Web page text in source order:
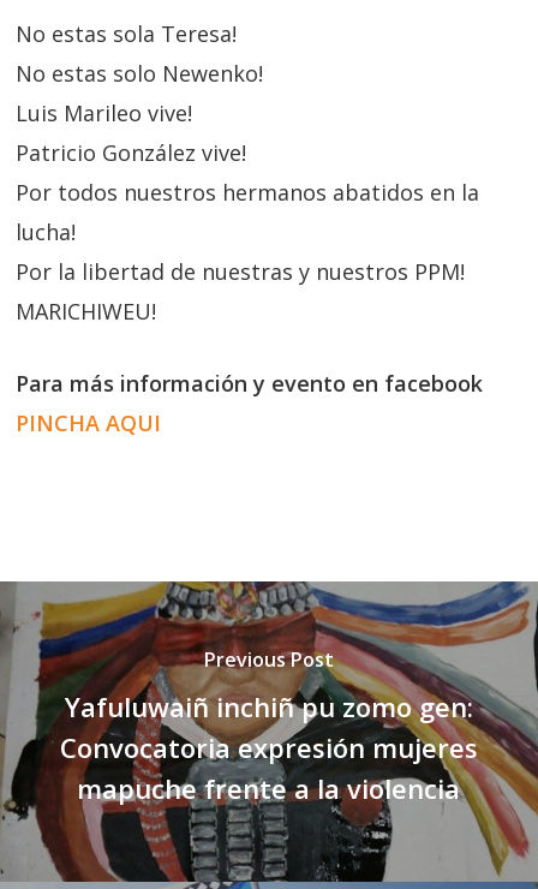
No estas sola Teresa!
No estas solo Newenko!
Luis Marileo vive!
Patricio González vive!
Por todos nuestros hermanos abatidos en la
lucha!
Por la libertad de nuestras y nuestros PPM!
MARICHIWEU!
Para más información y evento en facebook
PINCHA AQUI
Previous Post
Yafuluwaiñ inchiñ pu zomo gen:
Convocatoria expresión mujeres
mapuche frente a la violencia